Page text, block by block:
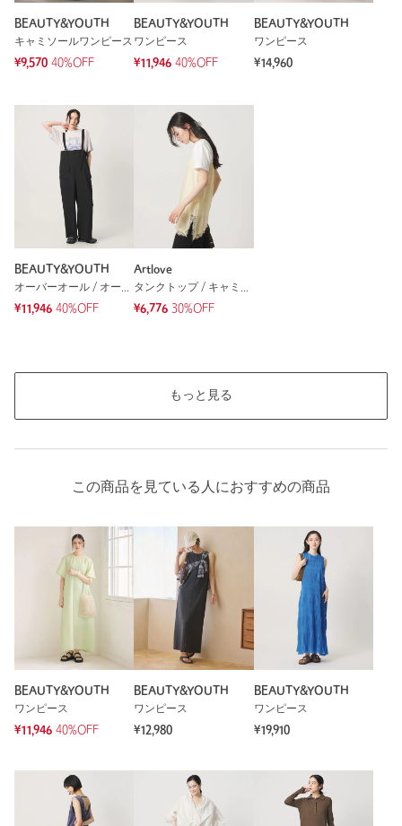
2人が参考になったと回答
参考になった
※レビューは、個人の主観による感想・体感によるもので、商品の効果や性
能を保証するものではありません。
もっと見る
BEAUTY&YOUTH
キャミソールワンピース
¥9,570 40%OFF
BEAUTY&YOUTH
ワンピース
¥11,946 40%OFF
BEAUTY&YOUTH
ワンピース
¥14,960
BEAUTY&YOUTH
オーバーオール / オールインワン
¥11,946 40%OFF
Artlove
タンクトップ / キャミソール
¥6,776 30%OFF
もっと見る
この商品を見ている人におすすめの商品
BEAUTY&YOUTH
ワンピース
¥11,946 40%OFF
BEAUTY&YOUTH
ワンピース
¥12,980
BEAUTY&YOUTH
ワンピース
¥19,910